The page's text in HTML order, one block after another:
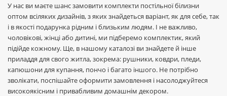
У нас ви маєте шанс замовити комплекти постільної білизни
оптом всіляких дизайнів, з яких знайдеться варіант, як для себе, так
і в якості подарунка рідним і близьким людям. І не важливо,
чоловікові, жінці або дитині, ми підберемо комплектик, який
підійде кожному. Ще, в нашому каталозі ви знайдете й інше
приладдя для свого житла, зокрема: рушники, ковдри, пледи,
капюшони для купання, пончо і багато іншого. Не потрібно
зволікати, поспішайте оформити замовлення і насолоджуйтеся
високоякісним і привабливим домашнім декором.